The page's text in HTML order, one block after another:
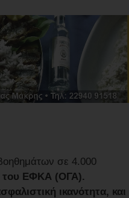
σε 4.000
του ΕΦΚΑ (ΟΓΑ).
ικανότητα, και